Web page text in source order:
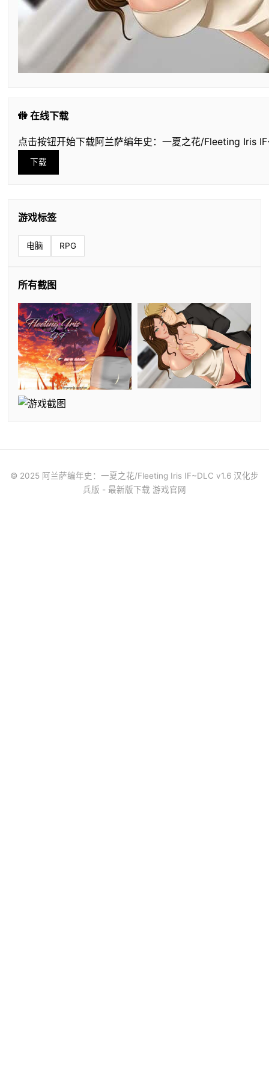
🚻 在线下载
点击按钮开始下载阿兰萨编年史：一夏之花/Fleeting Iris
下载
游戏标签
电脑 RPG
所有截图
© 2025 阿兰萨编年史：一夏之花/Fleeting Iris IF~DLC v1.6 汉化步
兵版 - 最新版下载 游戏官网